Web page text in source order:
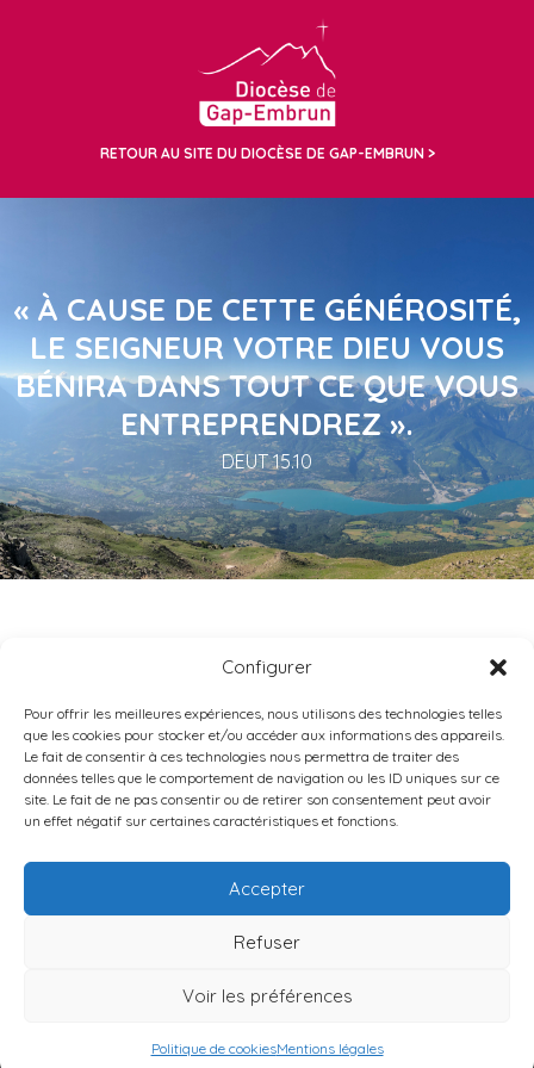
Configurer
Pour offrir les meilleures expériences, nous utilisons des technologies telles
que les cookies pour stocker et/ou accéder aux informations des appareils.
Le fait de consentir à ces technologies nous permettra de traiter des
données telles que le comportement de navigation ou les ID uniques sur ce
site. Le fait de ne pas consentir ou de retirer son consentement peut avoir
un effet négatif sur certaines caractéristiques et fonctions.
Accepter
Refuser
Voir les préférences
Politique de cookiesMentions légales
RETOUR AU SITE DU DIOCÈSE DE GAP-EMBRUN
« À CAUSE DE CETTE GÉNÉROSITÉ,
LE SEIGNEUR VOTRE DIEU VOUS
BÉNIRA DANS TOUT CE QUE VOUS
ENTREPRENDREZ ».
DEUT 15.10
SAVINES
DIOCÈSE DE GAP-EMBRUN
9 RUE CAPITAINE DE BRESSON •
TÉL : 04 92 40 02 75
Politique de cookies